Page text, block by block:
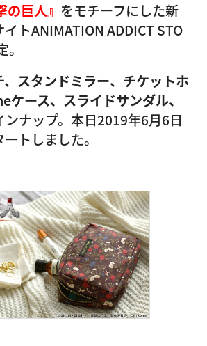
の巨人』 をモチーフにした新
トANIMATION ADDICT STO
スタンドミラー、チケットホ
ース、スライドサンダル、
ンナップ。本日2019年6月6日
トしました。